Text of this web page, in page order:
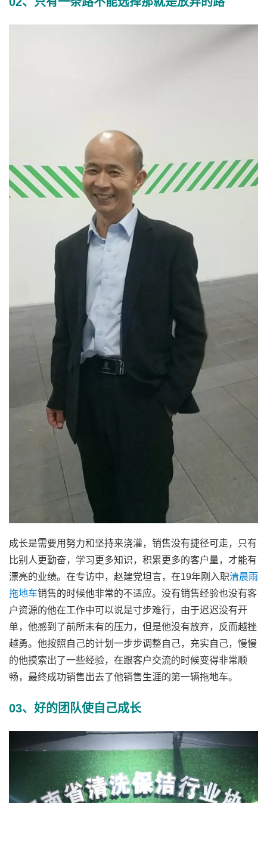
成长是需要用努力和坚持来浇灌，销售没有捷径可走，只有
比别人更勤奋，学习更多知识，积累更多的客户量，才能有
漂亮的业绩。在专访中，赵建党坦言，在19年刚入职清晨雨
拖地车销售的时候他非常的不适应。没有销售经验也没有客
户资源的他在工作中可以说是寸步难行，由于迟迟没有开
单，他感到了前所未有的压力，但是他没有放弃，反而越挫
越勇。他按照自己的计划一步步调整自己，充实自己，慢慢
的他摸索出了一些经验，在跟客户交流的时候变得非常顺
畅，最终成功销售出去了他销售生涯的第一辆拖地车。
03、好的团队使自己成长